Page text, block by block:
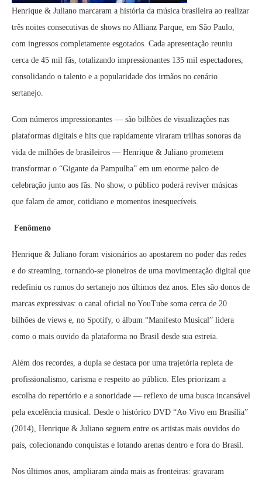
Henrique & Juliano marcaram a história da música brasileira ao realizar
três noites consecutivas de shows no Allianz Parque, em São Paulo,
com ingressos completamente esgotados. Cada apresentação reuniu
cerca de 45 mil fãs, totalizando impressionantes 135 mil espectadores,
consolidando o talento e a popularidade dos irmãos no cenário
sertanejo.
Com números impressionantes — são bilhões de visualizações nas
plataformas digitais e hits que rapidamente viraram trilhas sonoras da
vida de milhões de brasileiros — Henrique & Juliano prometem
transformar o “Gigante da Pampulha” em um enorme palco de
celebração junto aos fãs. No show, o público poderá reviver músicas
que falam de amor, cotidiano e momentos inesquecíveis.
Fenômeno
Henrique & Juliano foram visionários ao apostarem no poder das redes
e do streaming, tornando-se pioneiros de uma movimentação digital que
redefiniu os rumos do sertanejo nos últimos dez anos. Eles são donos de
marcas expressivas: o canal oficial no YouTube soma cerca de 20
bilhões de views e, no Spotify, o álbum “Manifesto Musical” lidera
como o mais ouvido da plataforma no Brasil desde sua estreia.
Além dos recordes, a dupla se destaca por uma trajetória repleta de
profissionalismo, carisma e respeito ao público. Eles priorizam a
escolha do repertório e a sonoridade — reflexo de uma busca incansável
pela excelência musical. Desde o histórico DVD “Ao Vivo em Brasília”
(2014), Henrique & Juliano seguem entre os artistas mais ouvidos do
país, colecionando conquistas e lotando arenas dentro e fora do Brasil.
Nos últimos anos, ampliaram ainda mais as fronteiras: gravaram